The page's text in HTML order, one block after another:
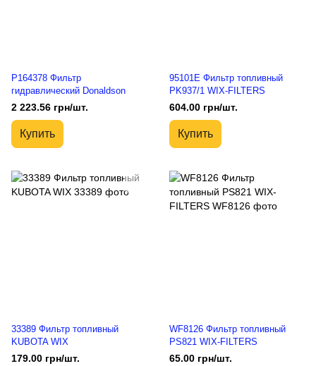
P164378 Фильтр
гидравлический Donaldson
2 223.56 грн/шт.
Купить
95101E Фильтр топливный
PK937/1 WIX-FILTERS
604.00 грн/шт.
Купить
33389 Фильтр топливный
KUBOTA WIX
179.00 грн/шт.
WF8126 Фильтр топливный
PS821 WIX-FILTERS
65.00 грн/шт.